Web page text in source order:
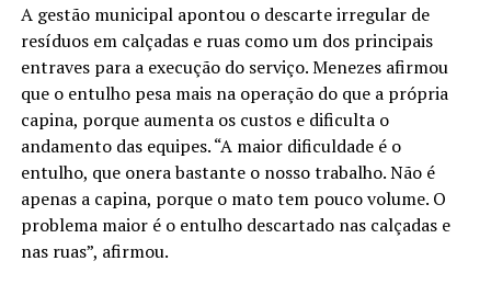
A gestão municipal apontou o descarte irregular de
resíduos em calçadas e ruas como um dos principais
entraves para a execução do serviço. Menezes afirmou
que o entulho pesa mais na operação do que a própria
capina, porque aumenta os custos e dificulta o
andamento das equipes. “A maior dificuldade é o
entulho, que onera bastante o nosso trabalho. Não é
apenas a capina, porque o mato tem pouco volume. O
problema maior é o entulho descartado nas calçadas e
nas ruas”, afirmou.